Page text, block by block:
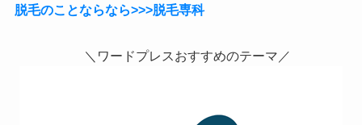
脱毛のことならなら>>>脱毛専科
＼ワードプレスおすすめのテーマ／